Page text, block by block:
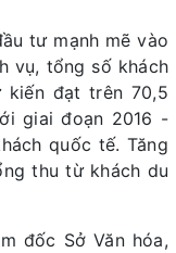
tư mạnh mẽ vào
vụ, tổng số khách
kiến đạt trên 70,5
giai đoạn 2016 -
quốc tế. Tăng
thu từ khách du
đốc Sở Văn hóa,